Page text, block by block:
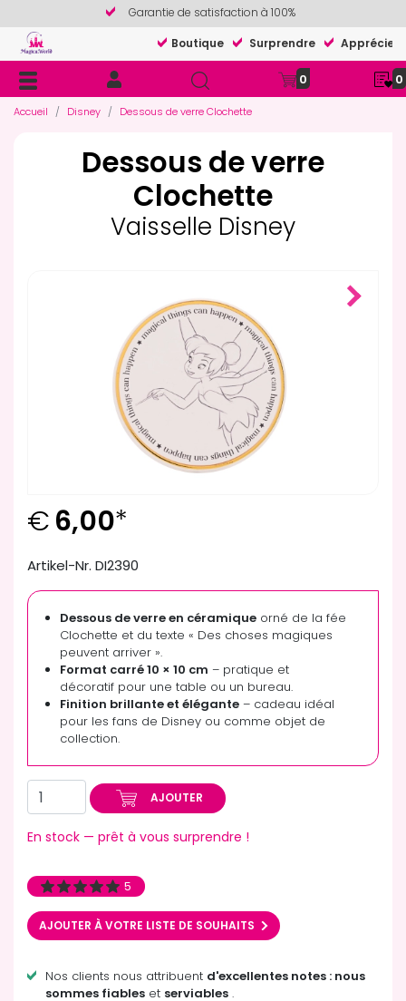
Garantie de satisfaction à 100%
Boutique
Surprendre Apprécier
0 0
Accueil Disney Dessous de verre Clochette
Dessous de verre
Clochette
Vaisselle Disney
€6,00*
Artikel-Nr. DI2390
Dessous de verre en céramique orné de la fée
Clochette et du texte « Des choses magiques
peuvent arriver ».
Format carré 10 × 10 cm – pratique et
décoratif pour une table ou un bureau.
Finition brillante et élégante – cadeau idéal
pour les fans de Disney ou comme objet de
collection.
AJOUTER
En stock — prêt à vous surprendre !
5
AJOUTER À VOTRE LISTE DE SOUHAITS
Nos clients nous attribuent d'excellentes notes : nous
sommes fiables et serviables .